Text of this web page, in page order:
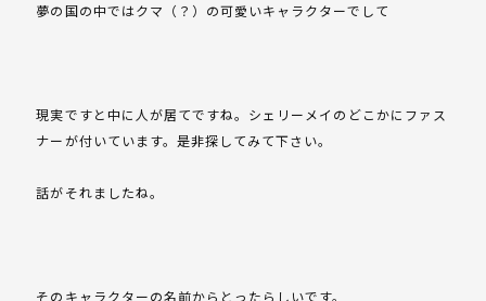
夢の国の中ではクマ（？）の可愛いキャラクターでして
現実ですと中に人が居てですね。シェリーメイのどこかにファス
ナーが付いています。是非探してみて下さい。
話がそれましたね。
そのキャラクターの名前からとったらしいです。